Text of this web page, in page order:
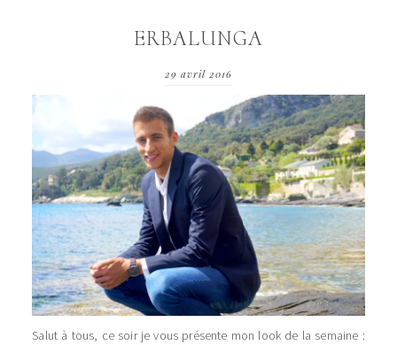
ERBALUNGA
29 avril 2016
Salut à tous, ce soir je vous présente mon look de la semaine :